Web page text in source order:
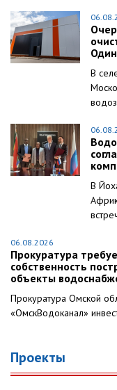
В
В
06.08.2026
Прокуратура
собственность
объекты
Прокуратура Омской
«ОмскВодоканал»
Проекты